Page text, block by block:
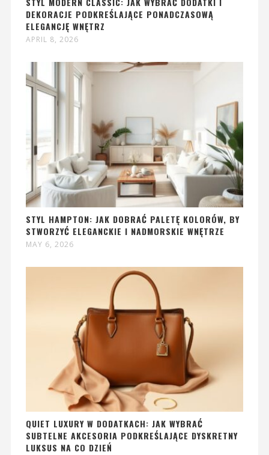
DEKORACJE PODKREŚLAJĄCE PONADCZASOWĄ
ELEGANCJĘ WNĘTRZ
APRIL 8, 2026
STYL HAMPTON: JAK DOBRAĆ PALETĘ KOLORÓW, BY
STWORZYĆ ELEGANCKIE I NADMORSKIE WNĘTRZE
MAY 6, 2026
QUIET LUXURY W DODATKACH: JAK WYBRAĆ
SUBTELNE AKCESORIA PODKREŚLAJĄCE DYSKRETNY
LUKSUS NA CO DZIEŃ